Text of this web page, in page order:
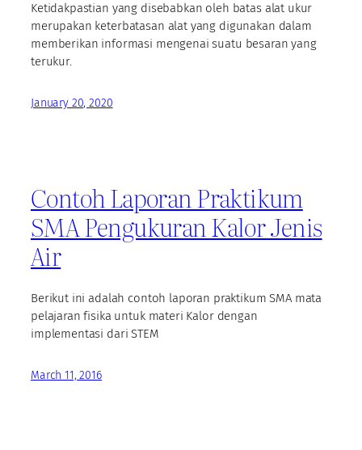
Ketidakpastian yang disebabkan oleh batas alat ukur
merupakan keterbatasan alat yang digunakan dalam
memberikan informasi mengenai suatu besaran yang
terukur.
January 20, 2020
Contoh Laporan Praktikum
SMA Pengukuran Kalor Jenis
Air
Berikut ini adalah contoh laporan praktikum SMA mata
pelajaran fisika untuk materi Kalor dengan
implementasi dari STEM
March 11, 2016